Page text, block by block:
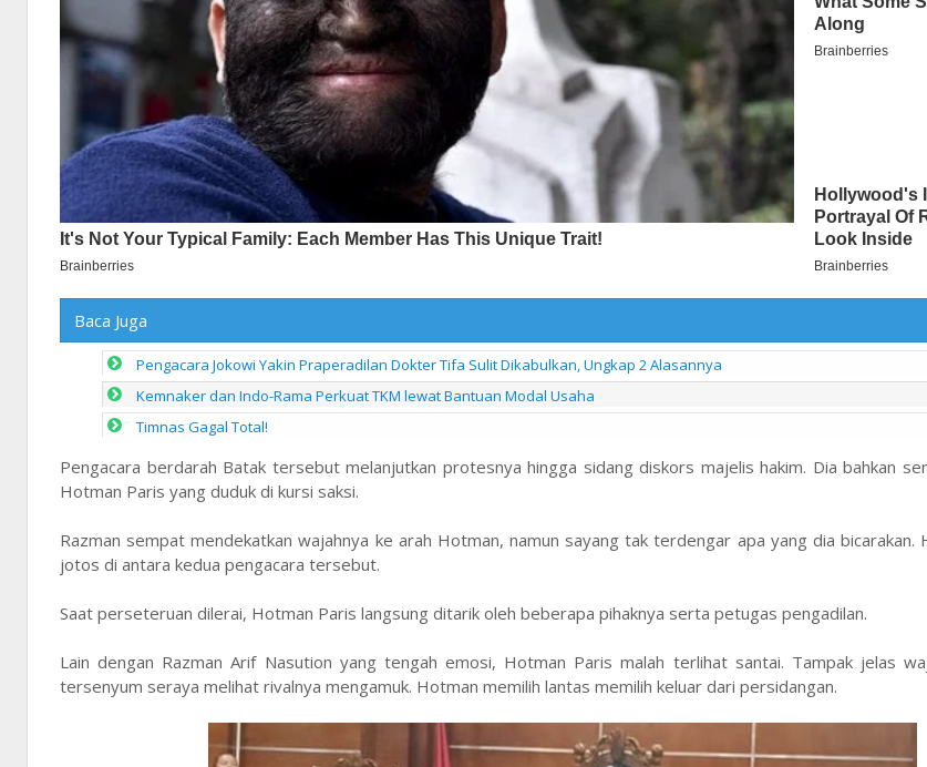
Baca Juga
Pengacara Jokowi Yakin Praperadilan Dokter Tifa Sulit Dikabulkan, Ungkap 2 Alasannya
Kemnaker dan Indo-Rama Perkuat TKM lewat Bantuan Modal Usaha
Timnas Gagal Total!
Pengacara berdarah Batak tersebut melanjutkan protesnya hingga sidang diskors majelis hakim. Dia bahkan
Hotman Paris yang duduk di kursi saksi.
Razman sempat mendekatkan wajahnya ke arah Hotman, namun sayang tak terdengar apa yang dia bicarakan.
jotos di antara kedua pengacara tersebut.
Saat perseteruan dilerai, Hotman Paris langsung ditarik oleh beberapa pihaknya serta petugas pengadilan.
Lain dengan Razman Arif Nasution yang tengah emosi, Hotman Paris malah terlihat santai. Tampak jelas
tersenyum seraya melihat rivalnya mengamuk. Hotman memilih lantas memilih keluar dari persidangan.